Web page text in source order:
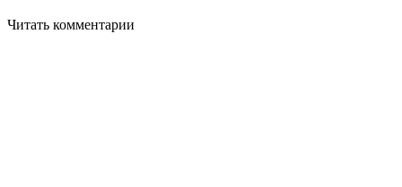
Читать комментарии